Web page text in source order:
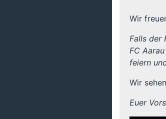
Wir
Falls der
FC
feiern
Wir
Euer